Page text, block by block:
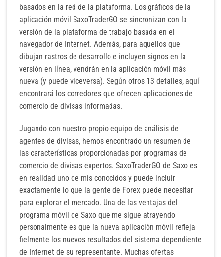
basados ​​en la red de la plataforma. Los gráficos de la
aplicación móvil SaxoTraderGO se sincronizan con la
versión de la plataforma de trabajo basada en el
navegador de Internet. Además, para aquellos que
dibujan rastros de desarrollo e incluyen signos en la
versión en línea, vendrán en la aplicación móvil más
nueva (y puede viceversa). Según otros 13 detalles, aquí
encontrará los corredores que ofrecen aplicaciones de
comercio de divisas informadas.
Jugando con nuestro propio equipo de análisis de
agentes de divisas, hemos encontrado un resumen de
las características proporcionadas por programas de
comercio de divisas expertos. SaxoTraderGO de Saxo es
en realidad uno de mis conocidos y puede incluir
exactamente lo que la gente de Forex puede necesitar
para explorar el mercado. Una de las ventajas del
programa móvil de Saxo que me sigue atrayendo
personalmente es que la nueva aplicación móvil refleja
fielmente los nuevos resultados del sistema dependiente
de Internet de su representante. Muchas ofertas